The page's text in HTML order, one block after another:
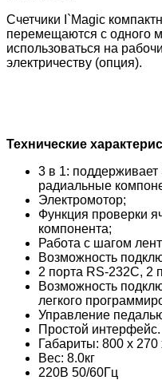
Счетчики I`Magic
перемещаются с одного
использоваться на
электричеству (опция).
Технические
3 в 1:
радиальные
Электромотор;
Функция проверки
компонента;
Работа с шагом
Возможность
2 порта RS-232C, 2
Возможность
легкого
Управление
Простой интерфейс.
Габариты: 800 х 270
Вес: 8.0кг
220В 50/60Гц